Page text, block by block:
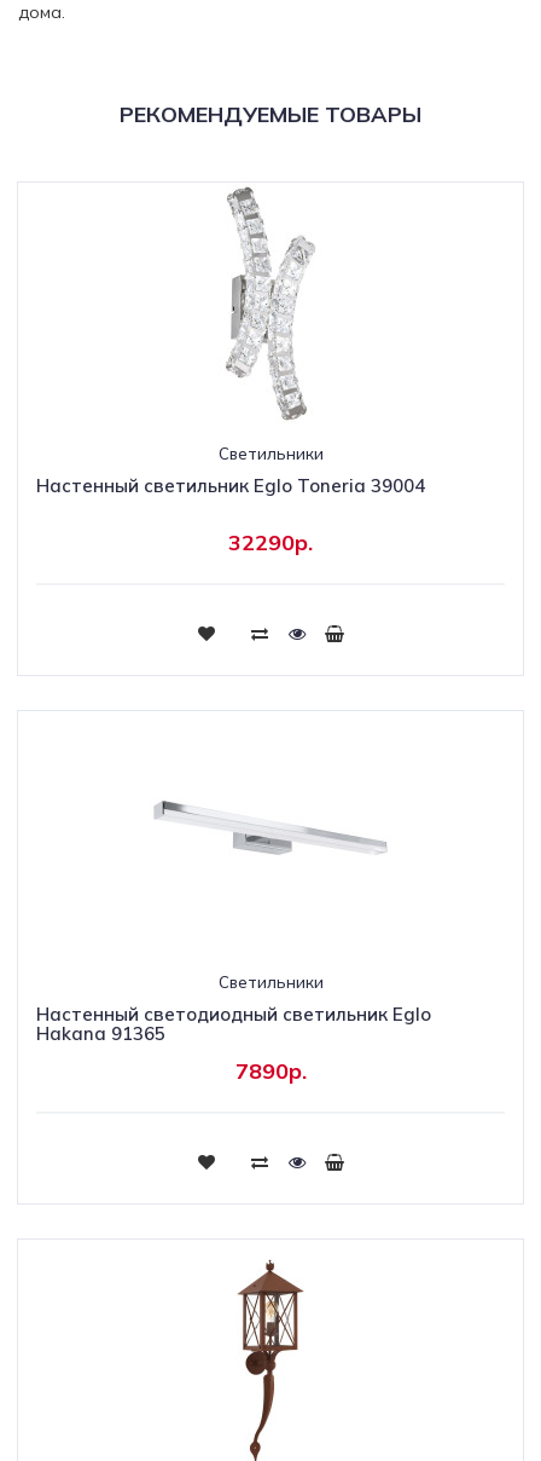
дома.
РЕКОМЕНДУЕМЫЕ ТОВАРЫ
Светильники
Настенный светильник Eglo Toneria 39004
32290р.
Светильники
Настенный светодиодный светильник Eglo
Hakana 91365
7890р.